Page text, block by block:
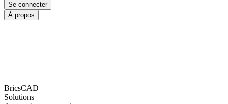
Se connecter
À propos
BricsCAD
Solutions